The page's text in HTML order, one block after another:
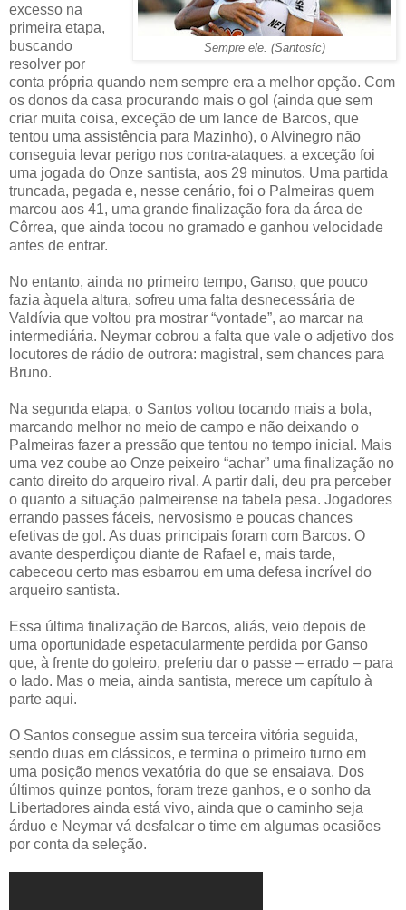
Sempre ele. (Santosfc)
excesso na
primeira etapa,
buscando
resolver por
conta própria quando nem sempre era a melhor opção. Com
os donos da casa procurando mais o gol (ainda que sem
criar muita coisa, exceção de um lance de Barcos, que
tentou uma assistência para Mazinho), o Alvinegro não
conseguia levar perigo nos contra-ataques, a exceção foi
uma jogada do Onze santista, aos 29 minutos. Uma partida
truncada, pegada e, nesse cenário, foi o Palmeiras quem
marcou aos 41, uma grande finalização fora da área de
Côrrea, que ainda tocou no gramado e ganhou velocidade
antes de entrar.
No entanto, ainda no primeiro tempo, Ganso, que pouco
fazia àquela altura, sofreu uma falta desnecessária de
Valdívia que voltou pra mostrar “vontade”, ao marcar na
intermediária. Neymar cobrou a falta que vale o adjetivo dos
locutores de rádio de outrora: magistral, sem chances para
Bruno.
Na segunda etapa, o Santos voltou tocando mais a bola,
marcando melhor no meio de campo e não deixando o
Palmeiras fazer a pressão que tentou no tempo inicial. Mais
uma vez coube ao Onze peixeiro “achar” uma finalização no
canto direito do arqueiro rival. A partir dali, deu pra perceber
o quanto a situação palmeirense na tabela pesa. Jogadores
errando passes fáceis, nervosismo e poucas chances
efetivas de gol. As duas principais foram com Barcos. O
avante desperdiçou diante de Rafael e, mais tarde,
cabeceou certo mas esbarrou em uma defesa incrível do
arqueiro santista.
Essa última finalização de Barcos, aliás, veio depois de
uma oportunidade espetacularmente perdida por Ganso
que, à frente do goleiro, preferiu dar o passe – errado – para
o lado. Mas o meia, ainda santista, merece um capítulo à
parte aqui.
O Santos consegue assim sua terceira vitória seguida,
sendo duas em clássicos, e termina o primeiro turno em
uma posição menos vexatória do que se ensaiava. Dos
últimos quinze pontos, foram treze ganhos, e o sonho da
Libertadores ainda está vivo, ainda que o caminho seja
árduo e Neymar vá desfalcar o time em algumas ocasiões
por conta da seleção.